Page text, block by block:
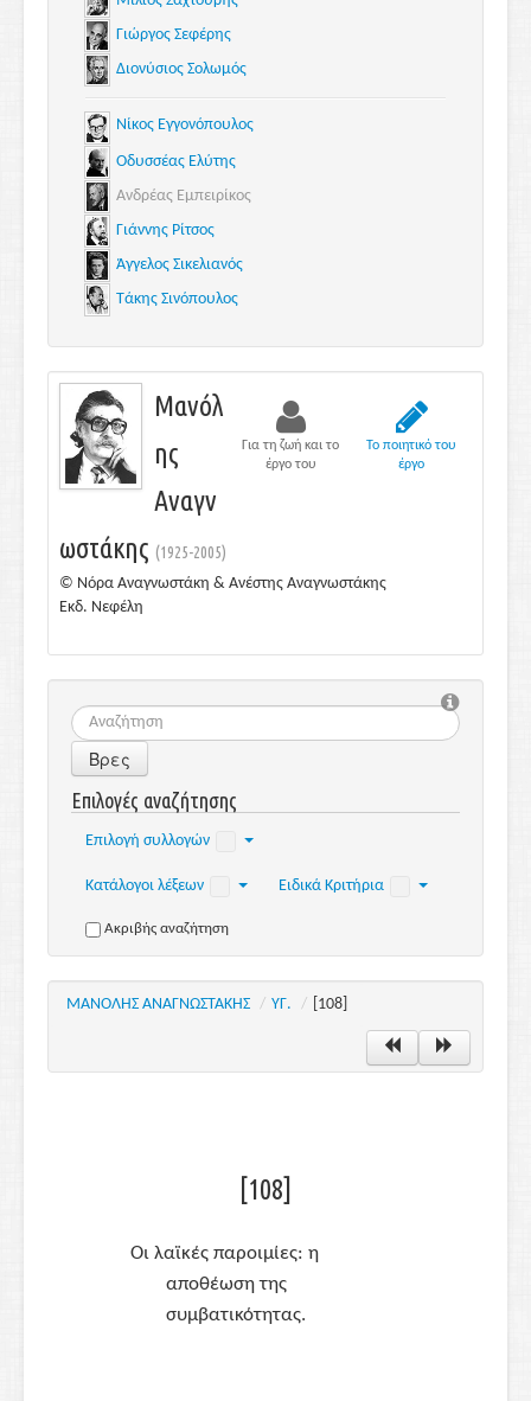
Γιώργος Σεφέρης
Διονύσιος Σολωμός
Νίκος Εγγονόπουλος
Οδυσσέας Ελύτης
Ανδρέας Εμπειρίκος
Γιάννης Ρίτσος
Άγγελος Σικελιανός
Τάκης Σινόπουλος
Για τη ζωή και το
έργο του
Το ποιητικό του
έργο
Μανόλ
ης
Αναγν
ωστάκης (1925-2005)
© Νόρα Αναγνωστάκη & Ανέστης Αναγνωστάκης
Εκδ. Νεφέλη
Βρες
Επιλογές αναζήτησης
Επιλογή συλλογών
Κατάλογοι λέξεων Ειδικά Κριτήρια
Ακριβής αναζήτηση
ΜΑΝΟΛΗΣ ΑΝΑΓΝΩΣΤΑΚΗΣ / ΥΓ. / [108]
[108]
Οι λαϊκές παροιμίες: η
αποθέωση της
συμβατικότητας.